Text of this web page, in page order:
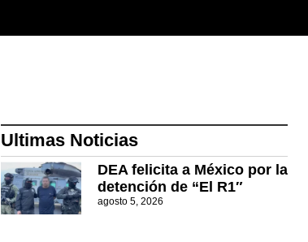
Ultimas Noticias
DEA felicita a México por la
detención de “El R1″
agosto 5, 2026